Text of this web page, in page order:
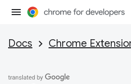
Docs Chrome